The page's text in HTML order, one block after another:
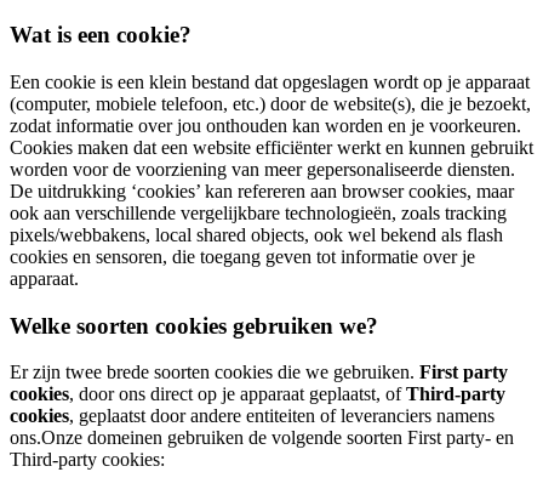
Wat is een cookie?
Een cookie is een klein bestand dat opgeslagen wordt op je apparaat
(computer, mobiele telefoon, etc.) door de website(s), die je bezoekt,
zodat informatie over jou onthouden kan worden en je voorkeuren.
Cookies maken dat een website efficiënter werkt en kunnen gebruikt
worden voor de voorziening van meer gepersonaliseerde diensten.
De uitdrukking ‘cookies’ kan refereren aan browser cookies, maar
ook aan verschillende vergelijkbare technologieën, zoals tracking
pixels/webbakens, local shared objects, ook wel bekend als flash
cookies en sensoren, die toegang geven tot informatie over je
apparaat.
Welke soorten cookies gebruiken we?
Er zijn twee brede soorten cookies die we gebruiken. First party
cookies, door ons direct op je apparaat geplaatst, ofThird-party
cookies, geplaatst door andere entiteiten of leveranciers namens
ons.Onze domeinen gebruiken de volgende soorten First party- en
Third-party cookies: